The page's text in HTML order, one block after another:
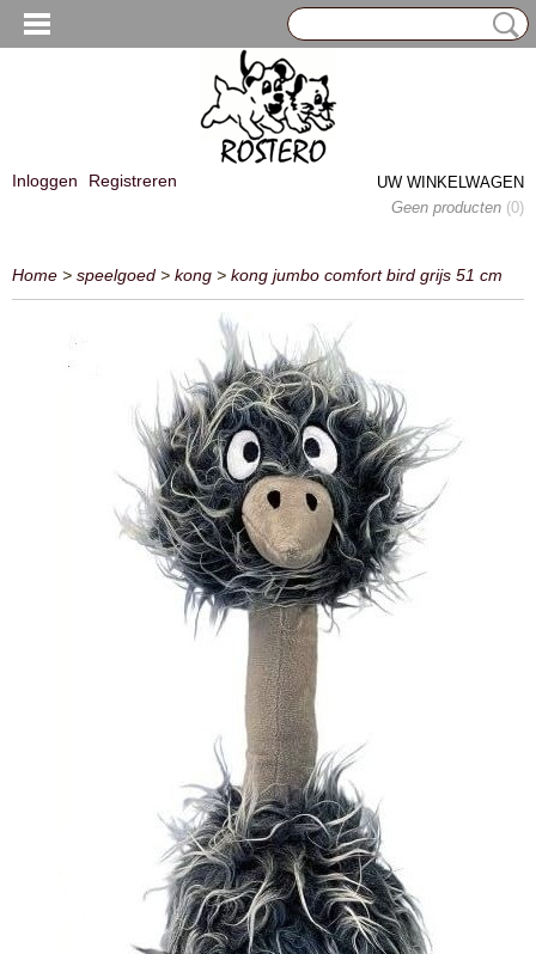
Inloggen Registreren
UW WINKELWAGEN
Geen producten (0)
Home > speelgoed > kong > kong jumbo comfort bird grijs 51 cm